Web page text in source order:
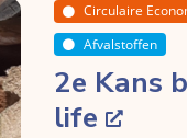
Circulaire
Afvalstoffen
2e Kans
life